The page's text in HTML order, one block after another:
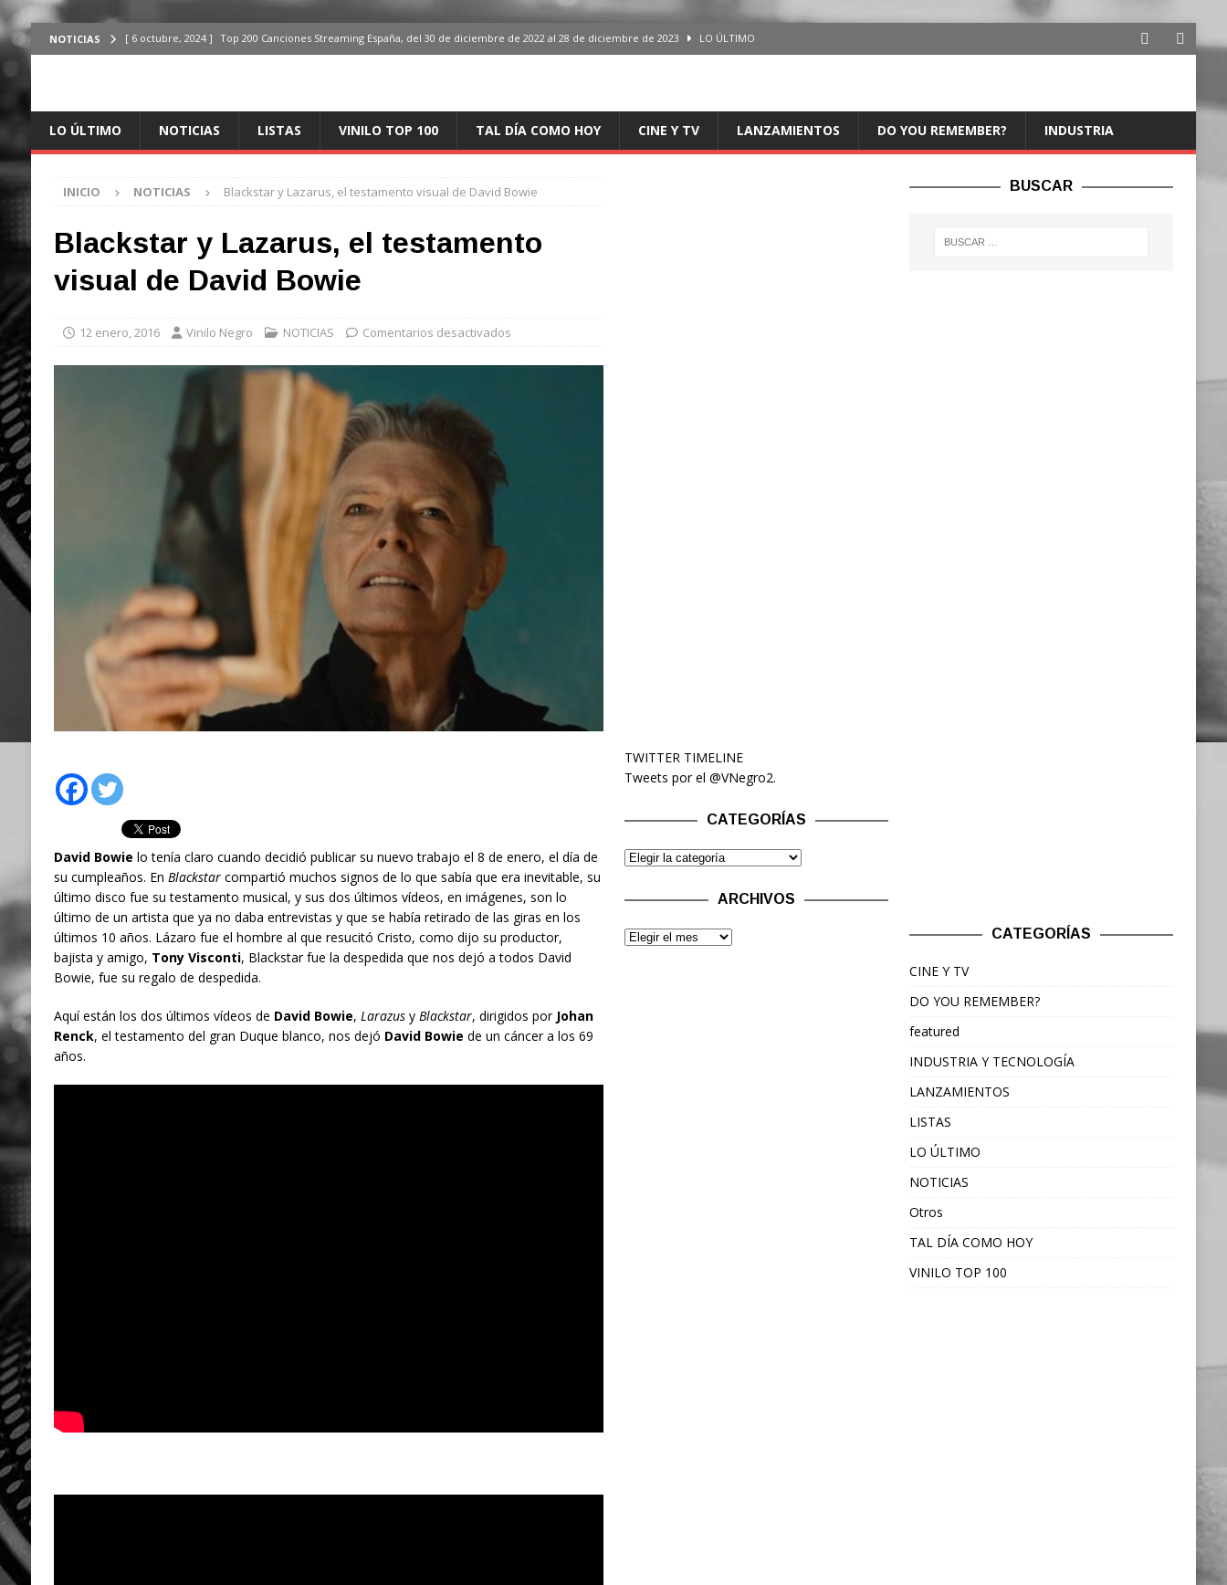
NOTICIAS [ 6 octubre, 2024 ] Top 200 Canciones Streaming España, del 30 de diciembre de 2022 al 28 de diciembre de 2023 LO ÚLTIMO
ÚLTIMO
ÚLTIMO
LO ÚLTIMO NOTICIAS LISTAS VINILO TOP 100 TAL DÍA COMO HOY CINE Y TV LANZAMIENTOS DO YOU REMEMBER? INDUSTRIA
INICIO NOTICIAS Blackstar y Lazarus, el testamento visual de David Bowie
Blackstar y Lazarus, el testamento
visual de David Bowie
12 enero, 2016 Vinilo Negro NOTICIAS Comentarios desactivados
David Bowie lo tenía claro cuando decidió publicar su nuevo trabajo el 8 de enero, el día de
su cumpleaños. En Blackstarcompartió muchos signos de lo que sabía que era inevitable, su
último disco fue su testamento musical, y sus dos últimos vídeos, en imágenes, son lo
último de un artista que ya no daba entrevistas y que se había retirado de las giras en los
últimos 10 años. Lázaro fue el hombre al que resucitó Cristo, como dijo su productor,
bajista y amigo, Tony Visconti, Blackstar fue la despedida que nos dejó a todos David
Bowie, fue su regalo de despedida.
Aquí están los dos últimos vídeos de David Bowie, Larazusy Blackstar, dirigidos porJohan
Renck, el testamento del gran Duque blanco, nos dejó David Bowie de un cáncer a los 69
años.
TWITTER TIMELINE
Tweets por el @VNegro2.
CATEGORÍAS
ARCHIVOS
BUSCAR
CATEGORÍAS
CINE Y TV
DO YOU REMEMBER?
featured
INDUSTRIA Y TECNOLOGÍA
LANZAMIENTOS
LISTAS
LO ÚLTIMO
NOTICIAS
Otros
TAL DÍA COMO HOY
VINILO TOP 100